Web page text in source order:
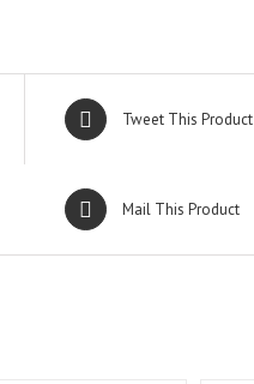
Tweet This Product
Mail This Product